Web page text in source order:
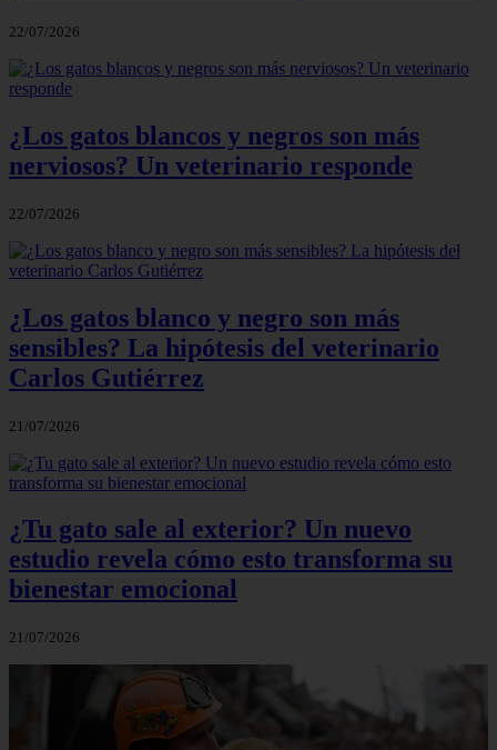
22/07/2026
¿Los gatos blancos y negros son más
nerviosos? Un veterinario responde
22/07/2026
¿Los gatos blanco y negro son más
sensibles? La hipótesis del veterinario
Carlos Gutiérrez
21/07/2026
¿Tu gato sale al exterior? Un nuevo
estudio revela cómo esto transforma su
bienestar emocional
21/07/2026